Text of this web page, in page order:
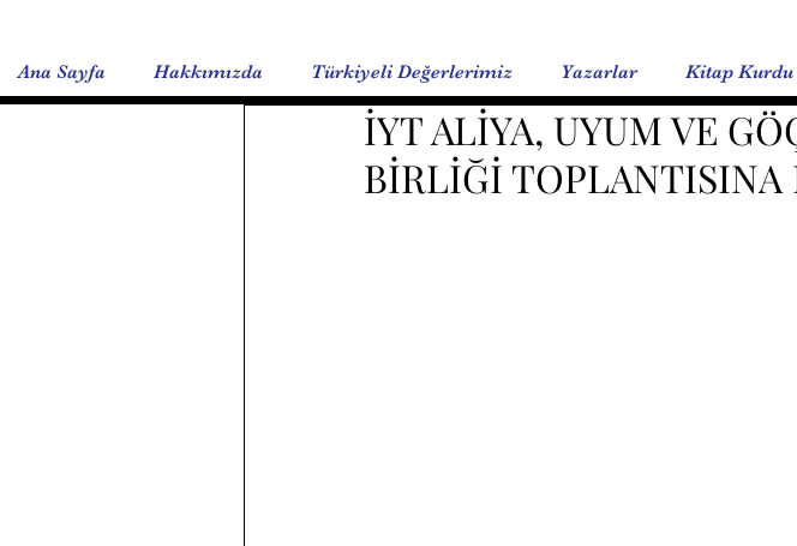
Ana Sayfa Hakkımızda Türkiyeli Değerlerimiz Yazarlar Kitap Kurdu
İYT ALİYA, UYUM VE
BİRLİĞİ